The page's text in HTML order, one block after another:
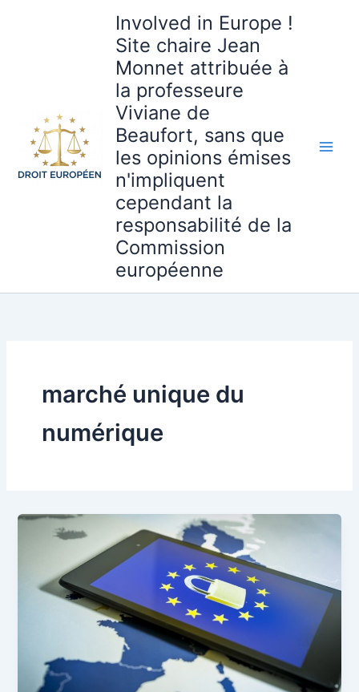
Involved in Europe !
Site chaire Jean
Monnet attribuée à
la professeure
Viviane de
Beaufort, sans que
les opinions émises
n'impliquent
cependant la
responsabilité de la
Commission
européenne
marché unique du
numérique